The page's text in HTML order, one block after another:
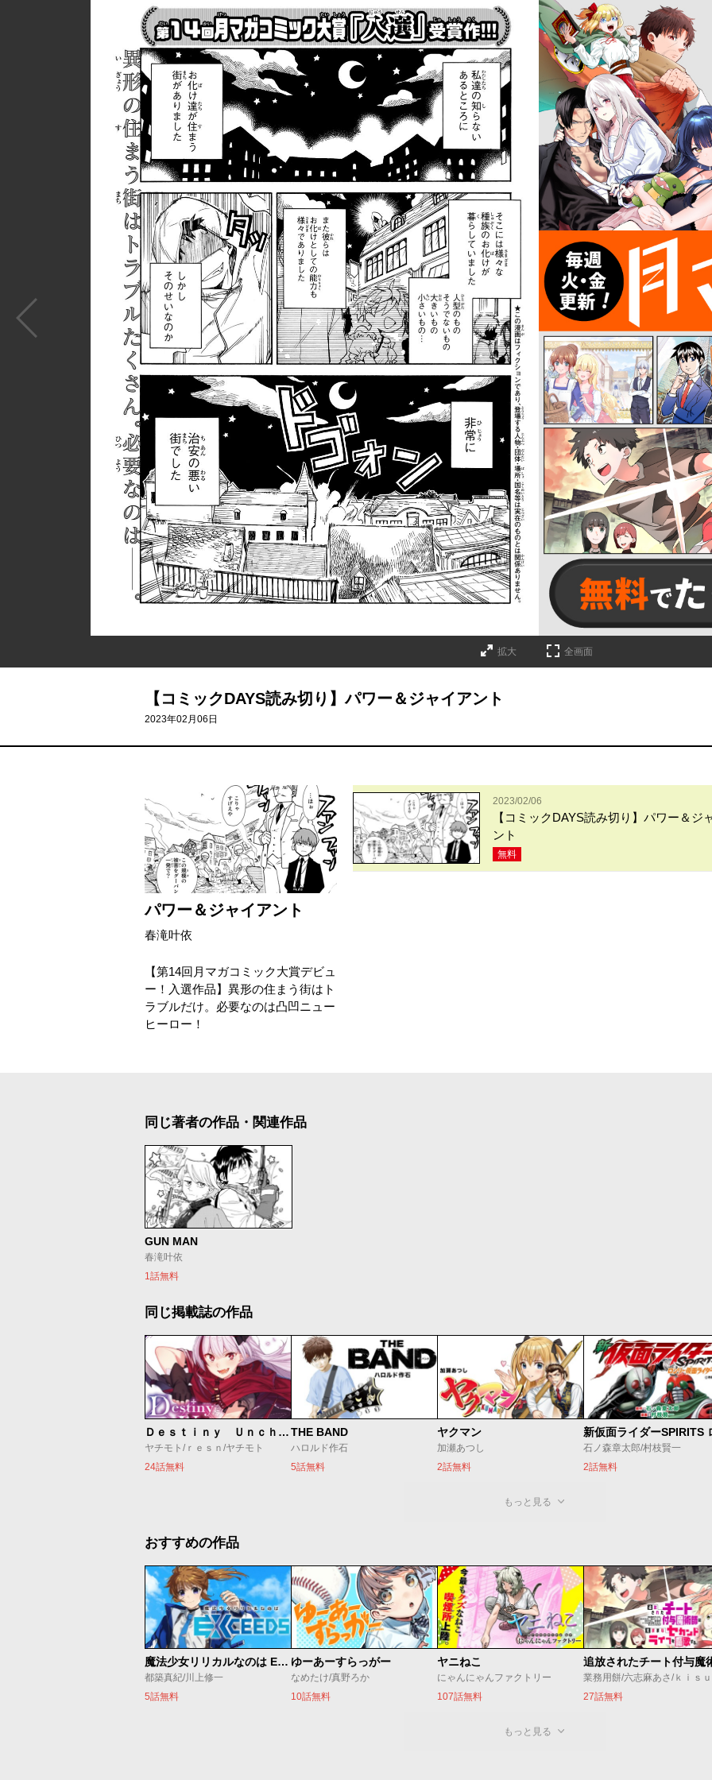
拡大 全画面
【コミックDAYS読み切り】パワー＆ジャイアント
2023年02月06日
パワー＆ジャイアント
春滝叶依
【第14回月マガコミック大賞デビュ
ー！入選作品】異形の住まう街はト
ラブルだけ。必要なのは凸凹ニュー
ヒーロー！
2023/02/06
【コミックDAYS読み切り】パワー＆ジ
ント
無料
同じ著者の作品・関連作品
GUN MAN
春滝叶依
1話無料
同じ掲載誌の作品
Ｄｅｓｔｉｎｙ Ｕｎｃｈａｉｎ Ｏｎｌｉｎｅ 吸血鬼少女となって、やがて『赤の魔王』と呼ばれるようになりました
ヤチモト/ｒｅｓｎ/ヤチモト
24話無料
THE BAND
ハロルド作石
5話無料
ヤクマン
加瀬あつし
2話無料
石ノ森章太郎/村枝賢一
2話無料
もっと見る
おすすめの作品
魔法少女リリカルなのは EXCEEDS
都築真紀/川上修一
5話無料
ゆーあーすらっがー
なめたけ/真野ろか
10話無料
ヤニねこ
にゃんにゃんファクトリー
107話無料
業務用餅/六志麻あさ/ｋｉｓｕ
27話無料
もっと見る